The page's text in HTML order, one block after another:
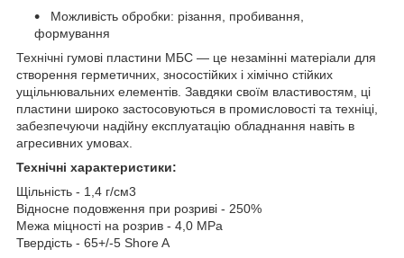
Можливість обробки: різання, пробивання,
формування
Технічні гумові пластини МБС — це незамінні матеріали для
створення герметичних, зносостійких і хімічно стійких
ущільнювальних елементів. Завдяки своїм властивостям, ці
пластини широко застосовуються в промисловості та техніці,
забезпечуючи надійну експлуатацію обладнання навіть в
агресивних умовах.
Технічні характеристики:
Щільність - 1,4 г/см3
Відносне подовження при розриві - 250%
Межа міцності на розрив - 4,0 MPa
Твердість - 65+/-5 Shore A